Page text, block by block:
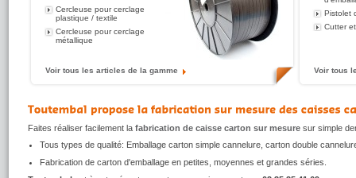
Cercleuse pour cerclage
plastique / textile
Cercleuse pour cerclage
métallique
Voir tous les articles de la gamme
Pistolet
Cutter
Voir tous
Faites réaliser facilement la fabrication de caisse carton sur mesure sur simple
Tous types de qualité: Emballage carton simple cannelure, carton double
Fabrication de carton d'emballage en petites, moyennes et grandes séries.